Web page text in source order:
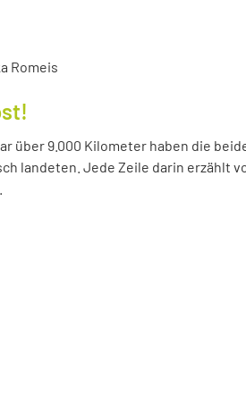
Romeis
über 9.000 Kilometer haben die
landeten. Jede Zeile darin erzählt